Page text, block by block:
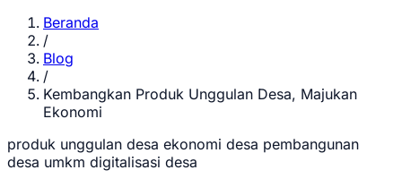
Beranda
/
Blog
/
Kembangkan Produk Unggulan Desa, Majukan
Ekonomi
produk unggulan desa ekonomi desa pembangunan
desa umkm digitalisasi desa